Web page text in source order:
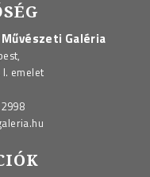
Galéria
I. emelet